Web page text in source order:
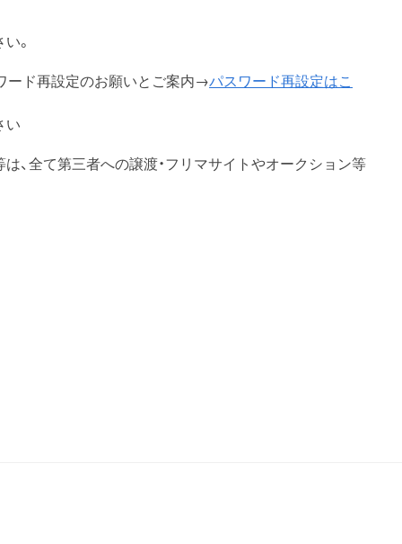
。
ード再設定のお願いとご案内→パスワード再設定はこ
い
は、全て第三者への譲渡・フリマサイトやオークション等